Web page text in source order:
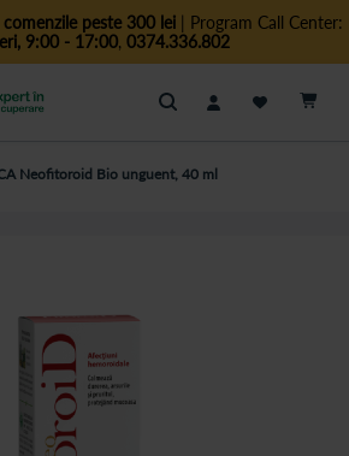
peste 300 lei| Program Call Center:
9:00 - 17:00, 0374.336.802
Cautare
Neofitoroid Bio unguent, 40 ml